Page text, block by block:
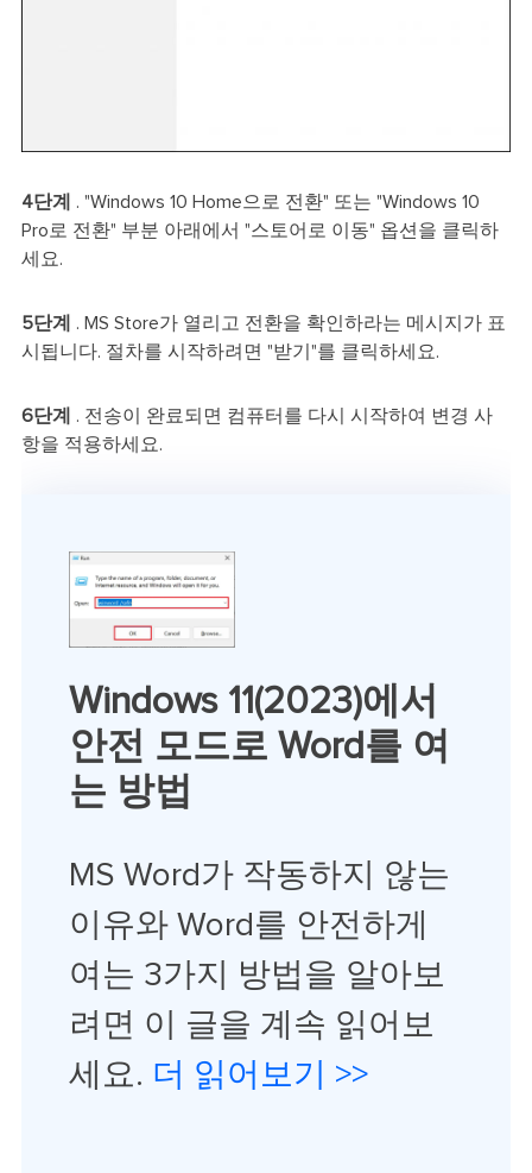
4단계
. "Windows 10 Home으로 전환" 또는 "Windows 10
Pro로 전환" 부분 아래에서 "스토어로 이동" 옵션을 클릭하
세요.
5단계
. MS Store가 열리고 전환을 확인하라는 메시지가 표
시됩니다. 절차를 시작하려면 "받기"를 클릭하세요.
6단계
. 전송이 완료되면 컴퓨터를 다시 시작하여 변경 사
항을 적용하세요.
Windows 11(2023)에서
안전 모드로 Word를 여
는 방법
MS Word가 작동하지 않는
이유와 Word를 안전하게
여는 3가지 방법을 알아보
려면 이 글을 계속 읽어보
세요. 더 읽어보기 >>